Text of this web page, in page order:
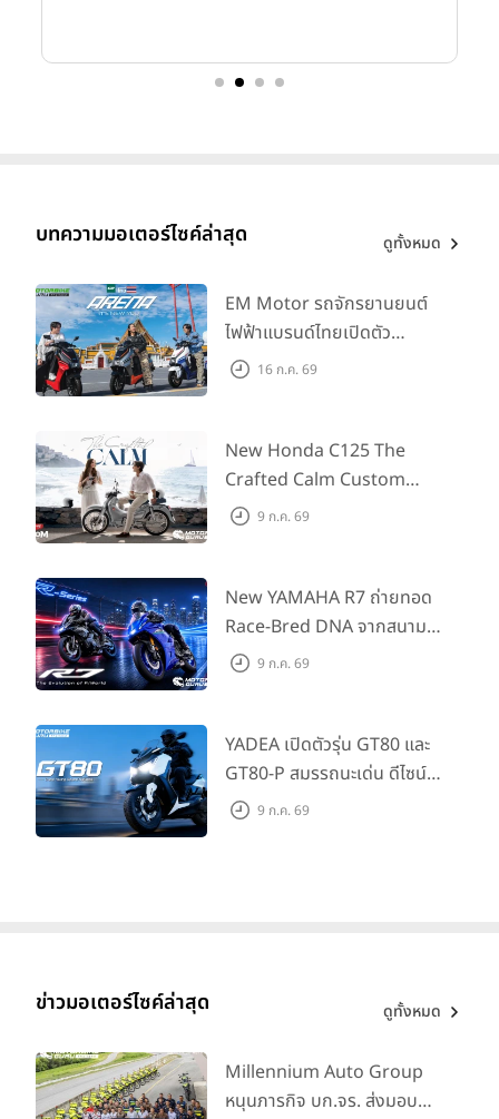
บทความมอเตอร์ไซค์ล่าสุด ดูทั้งหมด
EM Motor รถจักรยานยนต์
ไฟฟ้าแบรนด์ไทยเปิดตัว
ARENA ที่มาในราคาพิเศษ
555 คันแรกรับฟรี Adapter
Type2 ฟรี
16 ก.ค. 69
New Honda C125 The
Crafted Calm Custom
Edition ถ่ายทอดความคลาสสิ
House Flagship Store ทั่ว
ประเทศ
9 ก.ค. 69
New YAMAHA R7 ถ่ายทอด
Race-Bred DNA จากสนาม
แข่งสู่ซูเปอร์สปอร์ตคลาสกลาง
9 ก.ค. 69
YADEA เปิดตัวรุ่น GT80 และ
GT80-P สมรรถนะเด่น ดีไซน์หรู
ปลอดภัย ราคาเข้าถึงง่าย จด
9 ก.ค. 69
ข่าวมอเตอร์ไซค์ล่าสุด ดูทั้งหมด
Millennium Auto Group
หนุนภารกิจ บก.จร. ส่งมอบ